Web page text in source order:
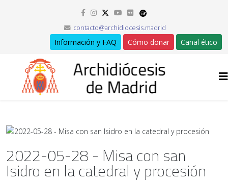
contacto@archidiocesis.madrid
Información y FAQ Cómo donar Canal ético
2022-05-28 - Misa con san
Isidro en la catedral y procesión